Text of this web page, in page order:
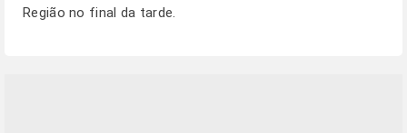
Região no final da tarde.